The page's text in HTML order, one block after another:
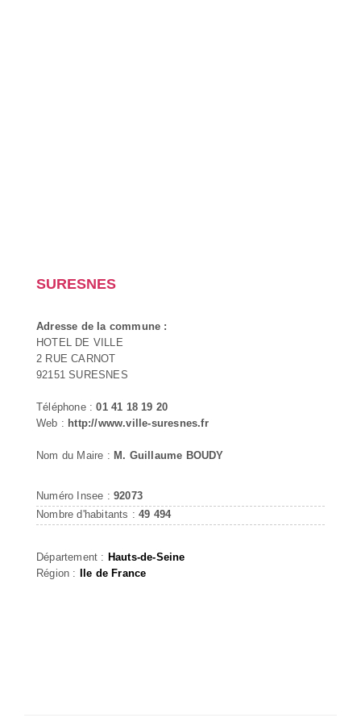
SURESNES
Adresse de la commune :
HOTEL DE VILLE
2 RUE CARNOT
92151 SURESNES
Téléphone :01 41 18 19 20
Web : http://www.ville-suresnes.fr
Nom du Maire : M. Guillaume BOUDY
Numéro Insee : 92073
Nombre d'habitants :49 494
Département : Hauts-de-Seine
Région : Ile de France